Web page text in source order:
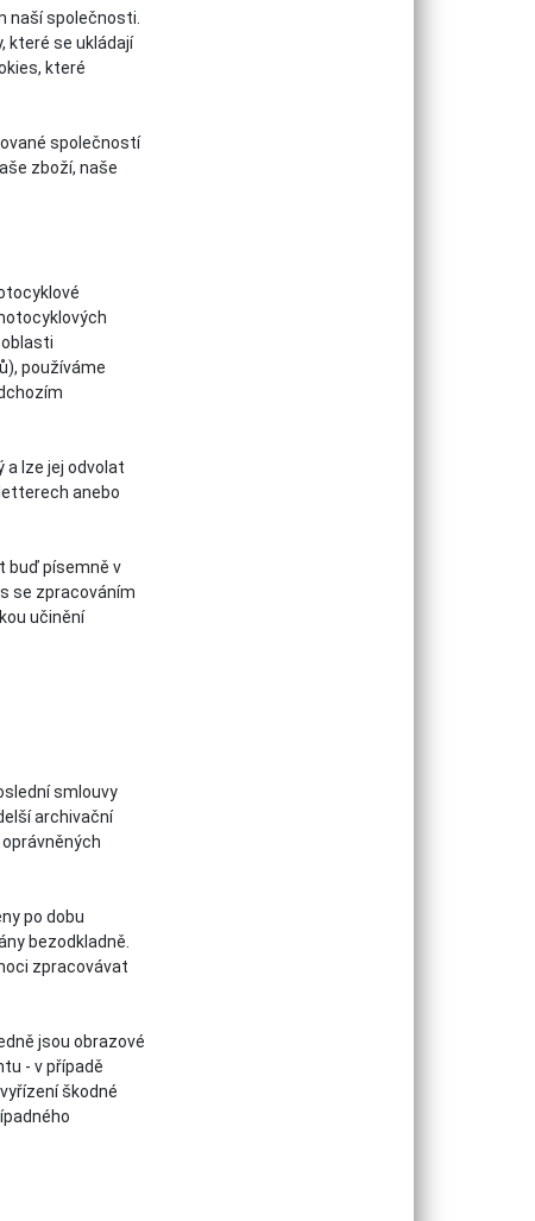
naší společnosti.
které se ukládají
které
společností
zboží, naše
používáme
a lze jej odvolat
anebo
buď písemně v
se zpracováním
učinění
smlouvy
archivační
po dobu
bezodkladně.
zpracovávat
jsou obrazové
- v případě
škodné